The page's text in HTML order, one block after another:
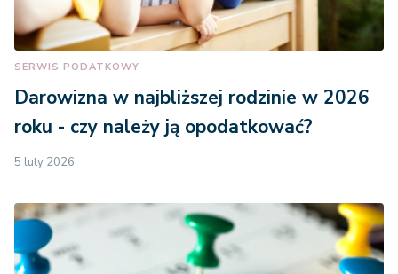
SERWIS PODATKOWY
Darowizna w najbliższej rodzinie w 2026
roku - czy należy ją opodatkować?
5 luty 2026